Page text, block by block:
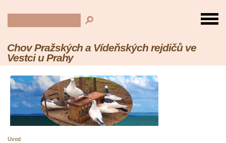
Chov Pražských a Vídeňských rejdičů ve
Vestci u Prahy
Úvod